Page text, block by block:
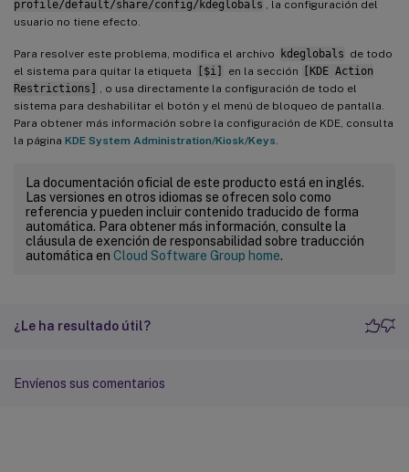
profile/default/share/config/kdeglobals
, la configuración del
usuario no tiene efecto.
Para resolver este problema, modifica el archivo kdeglobals de todo
el sistema para quitar la etiqueta
[$i] en la sección
[KDE Action
Restrictions]
, o usa directamente la configuración de todo el
sistema para deshabilitar el botón y el menú de bloqueo de pantalla.
Para obtener más información sobre la configuración de KDE, consulta
la página KDE System Administration/Kiosk/Keys
La documentación oficial de este producto está en inglés.
Las versiones en otros idiomas se ofrecen solo como
referencia y pueden incluir contenido traducido de forma
automática. Para obtener más información, consulte la
cláusula de exención de responsabilidad sobre traducción
automática en Cloud Software Group home.
¿Le ha resultado útil?
Envíenos sus comentarios